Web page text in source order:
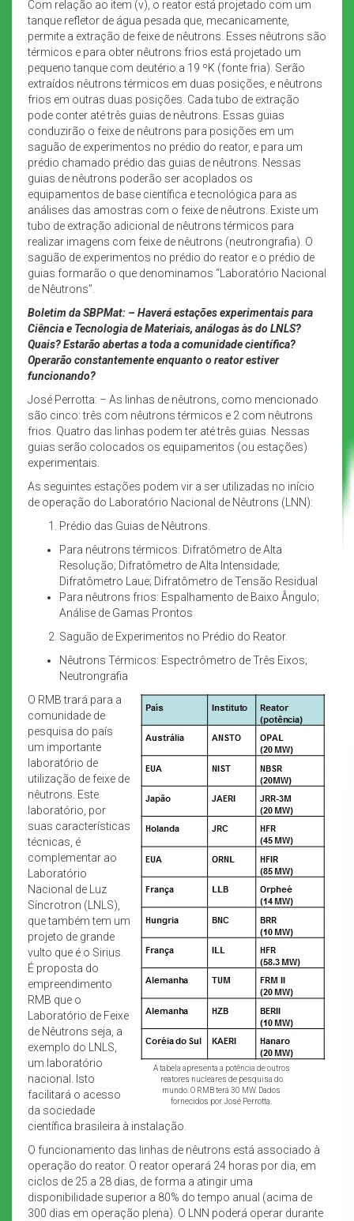
Com relação ao item (v), o reator está projetado com um
tanque refletor de água pesada que, mecanicamente,
permite a extração de feixe de nêutrons. Esses nêutrons são
térmicos e para obter nêutrons frios está projetado um
pequeno tanque com deutério a 19 ºK (fonte fria). Serão
extraídos nêutrons térmicos em duas posições, e nêutrons
frios em outras duas posições. Cada tubo de extração
pode conter até três guias de nêutrons. Essas guias
conduzirão o feixe de nêutrons para posições em um
saguão de experimentos no prédio do reator, e para um
prédio chamado prédio das guias de nêutrons. Nessas
guias de nêutrons poderão ser acoplados os
equipamentos de base científica e tecnológica para as
análises das amostras com o feixe de nêutrons. Existe um
tubo de extração adicional de nêutrons térmicos para
realizar imagens com feixe de nêutrons (neutrongrafia). O
saguão de experimentos no prédio do reator e o prédio de
guias formarão o que denominamos “Laboratório Nacional
de Nêutrons”.
Boletim da SBPMat: – Haverá estações experimentais para
Ciência e Tecnologia de Materiais, análogas às do LNLS?
Quais? Estarão abertas a toda a comunidade científica?
Operarão constantemente enquanto o reator estiver
funcionando?
José Perrotta: – As linhas de nêutrons, como mencionado
são cinco: três com nêutrons térmicos e 2 com nêutrons
frios. Quatro das linhas podem ter até três guias. Nessas
guias serão colocados os equipamentos (ou estações)
experimentais.
As seguintes estações podem vir a ser utilizadas no início
de operação do Laboratório Nacional de Nêutrons (LNN):
Prédio das Guias de Nêutrons.
Para nêutrons térmicos: Difratômetro de Alta
Resolução; Difratômetro de Alta Intensidade;
Difratômetro Laue; Difratômetro de Tensão Residual
Para nêutrons frios: Espalhamento de Baixo Ângulo;
Análise de Gamas Prontos
Saguão de Experimentos no Prédio do Reator.
Nêutrons Térmicos: Espectrômetro de Três Eixos;
Neutrongrafia
A tabela apresenta a potência de outros
reatores nucleares de pesquisa do
mundo. O RMB terá 30 MW. Dados
fornecidos por José Perrotta.
O RMB trará para a
comunidade de
pesquisa do país
um importante
laboratório de
utilização de feixe de
nêutrons. Este
laboratório, por
suas características
técnicas, é
complementar ao
Laboratório
Nacional de Luz
Síncrotron (LNLS),
que também tem um
projeto de grande
vulto que é o Sirius.
É proposta do
empreendimento
RMB que o
Laboratório de Feixe
de Nêutrons seja, a
exemplo do LNLS,
um laboratório
nacional. Isto
facilitará o acesso
da sociedade
científica brasileira à instalação.
O funcionamento das linhas de nêutrons está associado à
operação do reator. O reator operará 24 horas por dia, em
ciclos de 25 a 28 dias, de forma a atingir uma
disponibilidade superior a 80% do tempo anual (acima de
300 dias em operação plena). O LNN poderá operar durante